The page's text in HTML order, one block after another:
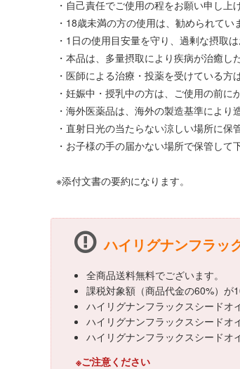
・自己責任でご使用の程をお願い申し上
・18歳未満の方の使用は、勧められてい
・1日の使用目安量を守り、過剰な摂取は
・本品は、多量摂取により疾病が治癒し
・医師による治療・投薬を受けている方
・妊娠中・授乳中の方は、ご使用の前に
・海外医薬品は、海外の製造基準により
・直射日光の当たらない涼しい場所に保
・お子様の手の届かない場所で保管して
※添付文書の要約になります。
ハイリグナンフラッ
全商品送料無料でございます。
課税対象額（商品代金の60%）が
ハイリグナンフラックスシードオ
ハイリグナンフラックスシードオ
ハイリグナンフラックスシードオ
※ご注意ください